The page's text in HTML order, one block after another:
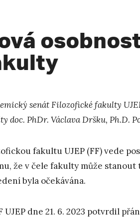
senát Filozofické fakulty
doc. PhDr. Václava Dršku, Ph.D.
fakultu UJEP (FF) vede
že v čele fakulty může stanout
byla očekávána.
UJEP dne 21. 6. 2023 potvrdil